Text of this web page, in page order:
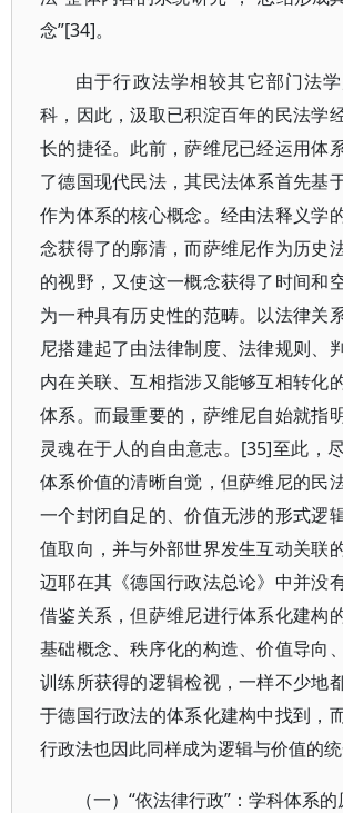
念”[34]。
由于行政法学相较其它部门法
科，因此，汲取已积淀百年的民法学
长的捷径。此前，萨维尼已经运用体
了德国现代民法，其民法体系首先基
作为体系的核心概念。经由法释义学
念获得了的廓清，而萨维尼作为历史
的视野，又使这一概念获得了时间和
为一种具有历史性的范畴。以法律关
尼搭建起了由法律制度、法律规则、
内在关联、互相指涉又能够互相转化
体系。而最重要的，萨维尼自始就指
灵魂在于人的自由意志。[35]至此，
体系价值的清晰自觉，但萨维尼的民
一个封闭自足的、价值无涉的形式逻
值取向，并与外部世界发生互动关联
迈耶在其《德国行政法总论》中并没
借鉴关系，但萨维尼进行体系化建构
基础概念、秩序化的构造、价值导向
训练所获得的逻辑检视，一样不少地
于德国行政法的体系化建构中找到，
行政法也因此同样成为逻辑与价值的统
（一）“依法律行政”：学科体系